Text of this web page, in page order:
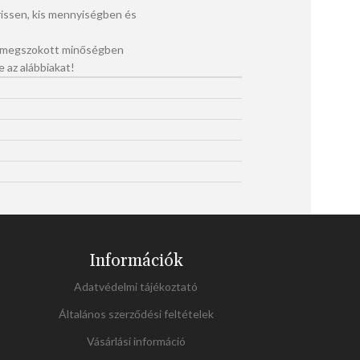
kis mennyiségben és
minőségben
az alábbiakat!
Információk
Adatvédelmi tájékoztató
Általános szerződési feltételek
Vásárlási információ